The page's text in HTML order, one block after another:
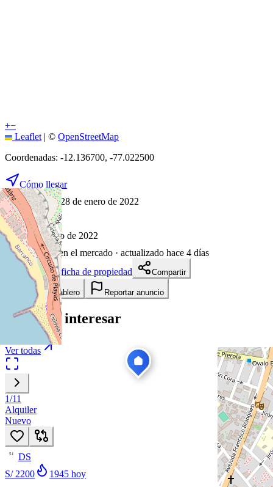
+−
Leaflet | © OpenStreetMap
Coordenadas: -12.136700, -77.022500
Cómo llegar
Publicado 28 de enero de 2022
18 visitas
28 de enero de 2022
1653 días en el mercado · actualizado hace 4 días
Descargar ficha de propiedad
Compartir
Añadir a tablero Reportar anuncio
Te puede interesar
Ver todas
1/11
Alquiler
Nuevo
51
DS
S/ 2200
1945 hoy